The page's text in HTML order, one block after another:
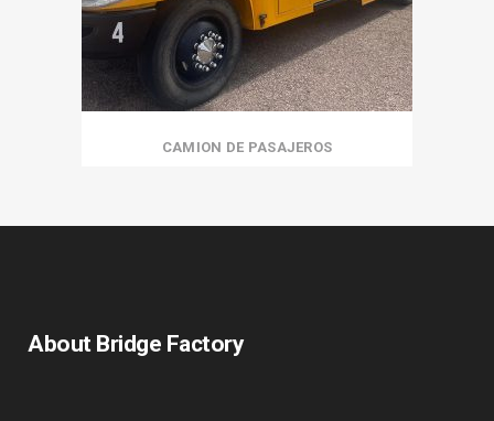
CAMION DE PASAJEROS
About Bridge Factory